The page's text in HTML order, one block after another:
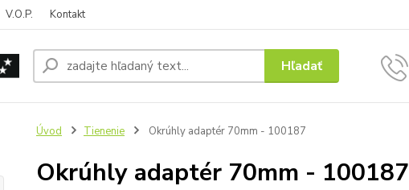
V.O.P. Kontakt
Hľadať
Úvod Tienenie Okrúhly adaptér 70mm - 100187
Okrúhly adaptér 70mm - 100187